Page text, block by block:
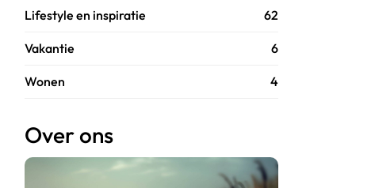
Lifestyle en inspiratie 62
Vakantie 6
Wonen 4
Over ons